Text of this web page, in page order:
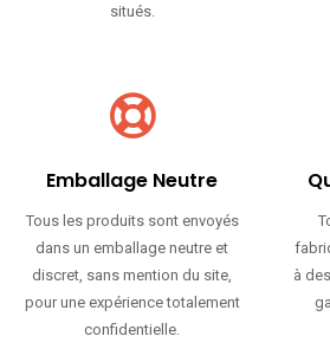
situés.
Emballage Neutre
Tous les produits sont envoyés
dans un emballage neutre et
discret, sans mention du site,
pour une expérience totalement
confidentielle.
à